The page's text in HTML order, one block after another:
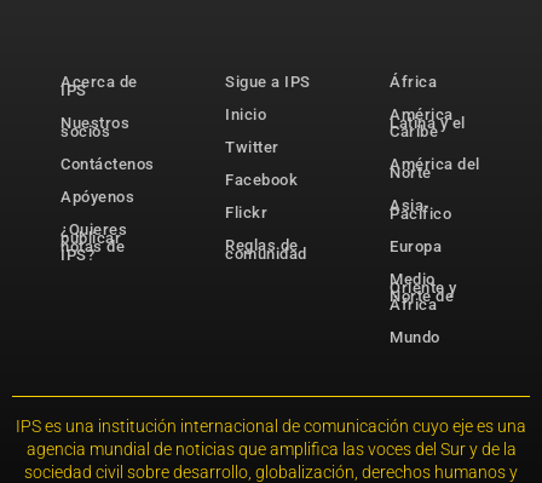
Acerca de
IPS
Nuestros
socios
Contáctenos
Apóyenos
¿Quieres
publicar
notas de
IPS?
Sigue a IPS
Inicio
Twitter
Facebook
Flickr
Reglas de
comunidad
África
América
Latina y el
Caribe
América del
Norte
Asia-
Pacífico
Europa
Medio
Oriente y
Norte de
África
Mundo
IPS es una institución internacional de comunicación cuyo eje es una
agencia mundial de noticias que amplifica las voces del Sur y de la
sociedad civil sobre desarrollo, globalización, derechos humanos y